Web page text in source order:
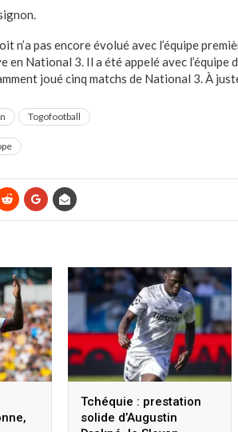
n’a pas encore évolué avec l’équipe
en National 3. Il a été appelé avec
joué cinq matchs de National 3. À
Togofootball
Tchéquie : prestation
solide d’Augustin